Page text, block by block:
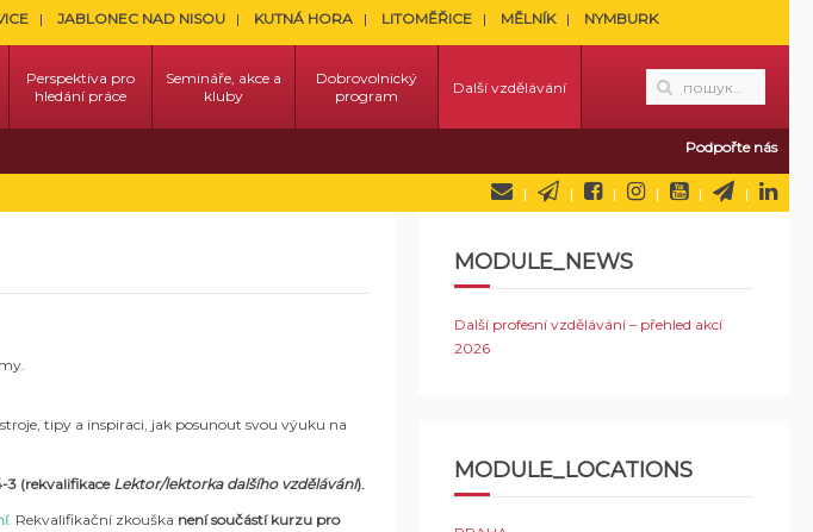
JABLONEC NAD NISOU KUTNÁ HORA LITOMĚŘICE MĚLNÍK NYMBURK
Perspektiva pro
hledání práce
Semináře, akce a
kluby
Dobrovolnický
program
Další vzdělávání
Podpořte nás
tipy a inspiraci, jak posunout svou výuku na
3 (rekvalifikace Lektor/lektorka dalšího vzdělávání).
. Rekvalifikační zkouška není součástí kurzu pro
MODULE_NEWS
Další profesní vzdělávání – přehled akcí
2026
MODULE_LOCATIONS